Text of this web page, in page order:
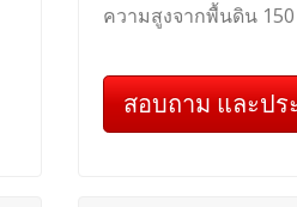
ความสูงจากพื้นดิน
สอบถาม และปร